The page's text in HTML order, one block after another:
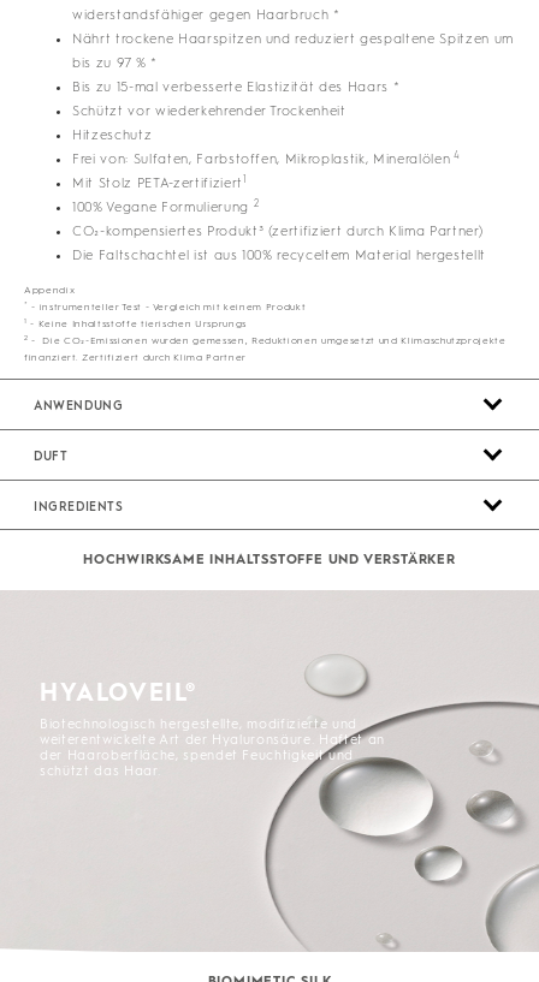
widerstandsfähiger gegen Haarbruch *
Nährt trockene Haarspitzen und reduziert gespaltene Spitzen um
bis zu 97 % *
Bis zu 15-mal verbesserte Elastizität des Haars *
Schützt vor wiederkehrender Trockenheit
Hitzeschutz
Frei von: Sulfaten, Farbstoffen, Mikroplastik, Mineralölen 4
Mit Stolz PETA-zertifiziert 1
100% Vegane Formulierung 2
CO₂-kompensiertes Produkt³ (zertifiziert durch Klima Partner)
Die Faltschachtel ist aus 100% recyceltem Material hergestellt
Appendix
* - instrumenteller Test - Vergleich mit keinem Produkt
1 - Keine Inhaltsstoffe tierischen Ursprungs
2 - Die CO₂-Emissionen wurden gemessen, Reduktionen umgesetzt und Klimaschutzprojekte
finanziert. Zertifiziert durch Klima Partner
ANWENDUNG
DUFT
INGREDIENTS
HOCHWIRKSAME INHALTSSTOFFE UND VERSTÄRKER
HYALOVEIL®
Biotechnologisch hergestellte, modifizierte und
weiterentwickelte Art der Hyaluronsäure. Haftet an
der Haaroberfläche, spendet Feuchtigkeit und
schützt das Haar.